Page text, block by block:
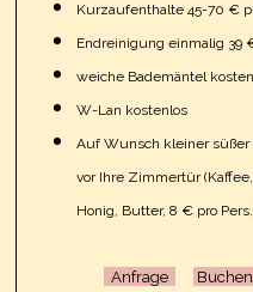
Kurzaufenthalte 45-70 €
Endreinigung einmalig 39
weiche Bademäntel
W-Lan kostenlos
Auf Wunsch kleiner
vor Ihre Zimmertür
Honig, Butter, 8 € pro
Anfrage Buchen